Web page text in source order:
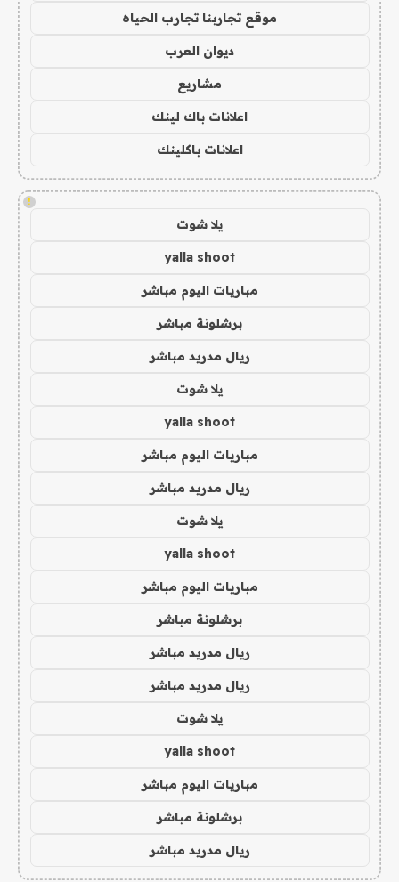
موقع تجاربنا تجارب الحياه
ديوان العرب
مشاريع
اعلانات باك لينك
اعلانات باكلينك
!
يلا شوت
yalla shoot
مباريات اليوم مباشر
برشلونة مباشر
ريال مدريد مباشر
يلا شوت
yalla shoot
مباريات اليوم مباشر
ريال مدريد مباشر
يلا شوت
yalla shoot
مباريات اليوم مباشر
برشلونة مباشر
ريال مدريد مباشر
ريال مدريد مباشر
يلا شوت
yalla shoot
مباريات اليوم مباشر
برشلونة مباشر
ريال مدريد مباشر